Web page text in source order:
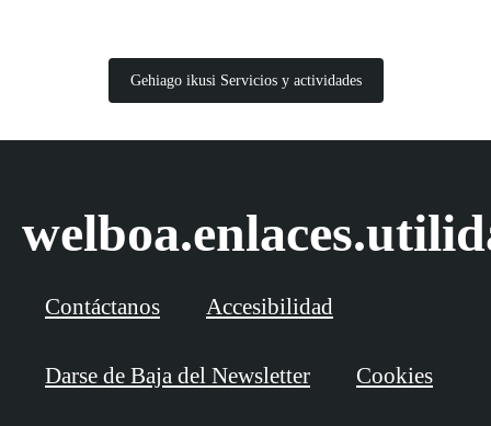
Gehiago ikusi Servicios y actividades
Contáctanos Accesibilidad
Darse de Baja del Newsletter Cookies